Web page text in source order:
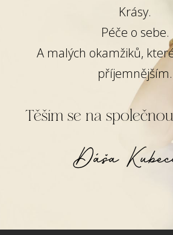
Krásy.
Péče o sebe.
A malých okamžiků,
příjemnějším.
Těším se na
Dáša